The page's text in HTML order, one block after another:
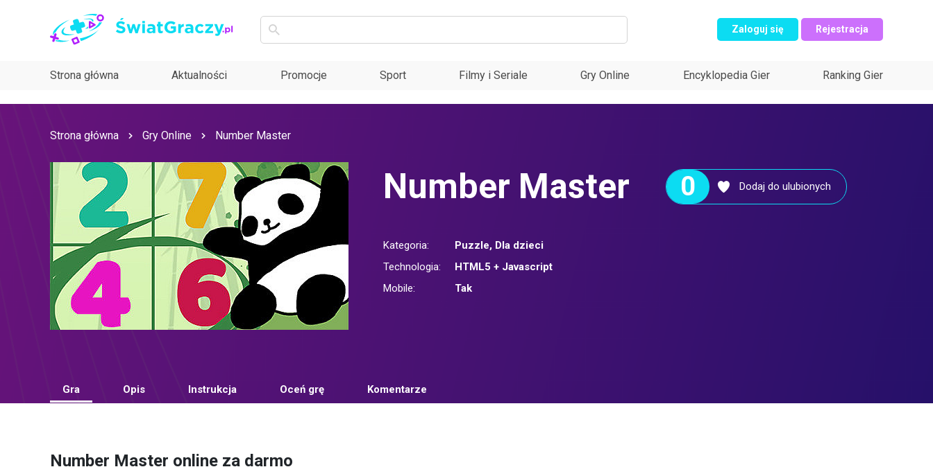
Zaloguj się Rejestracja
Strona główna Aktualności Promocje Sport Filmy i Seriale Gry Online Encyklopedia Gier Ranking Gier
Strona główna Gry Online Number Master
Number Master 0 Dodaj do ulubionych
Kategoria: Puzzle, Dla dzieci
Technologia:
HTML5 + Javascript
Mobile:
Tak
Gra Opis Instrukcja Oceń grę Komentarze
Number Master online za darmo